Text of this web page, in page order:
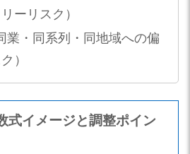
ーリスク）
業・同系列・同地域への偏
）
式イメージと調整ポイン